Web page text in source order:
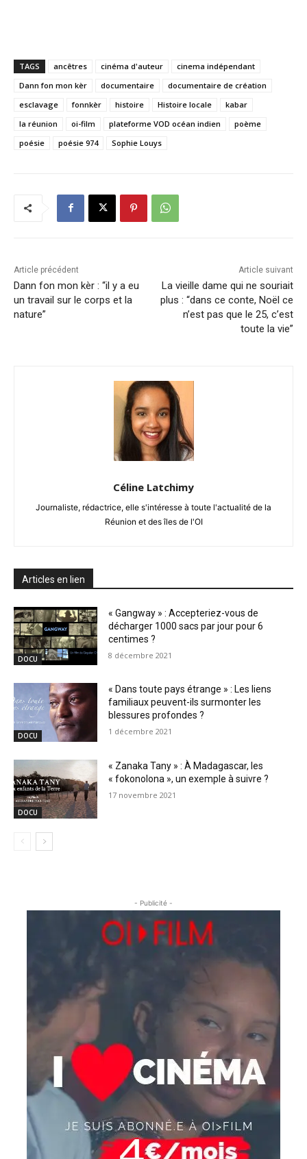
TAGS ancêtres cinéma d'auteur
cinema indépendant
Dann fon mon kèr
documentaire
documentaire de création
esclavage
fonnkèr histoire Histoire locale
kabar
la réunion
oi-film plateforme VOD océan indien
poème
poésie
poésie 974 Sophie Louys
Article précédent
Dann fon mon kèr : “il y a eu
un travail sur le corps et la
nature”
Article suivant
La vieille dame qui ne souriait
plus : “dans ce conte, Noël ce
n’est pas que le 25, c’est
toute la vie”
Céline Latchimy
Journaliste, rédactrice, elle s'intéresse à toute l'actualité de la
Réunion et des îles de l'OI
Articles en lien
DOCU
« Gangway » : Accepteriez-vous de
décharger 1000 sacs par jour pour 6
centimes ?
8 décembre 2021
DOCU
« Dans toute pays étrange » : Les liens
familiaux peuvent-ils surmonter les
blessures profondes ?
1 décembre 2021
DOCU
« Zanaka Tany » : À Madagascar, les
« fokonolona », un exemple à suivre ?
17 novembre 2021
- Publicité -